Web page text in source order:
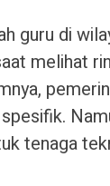
guru di
melihat
tenaga